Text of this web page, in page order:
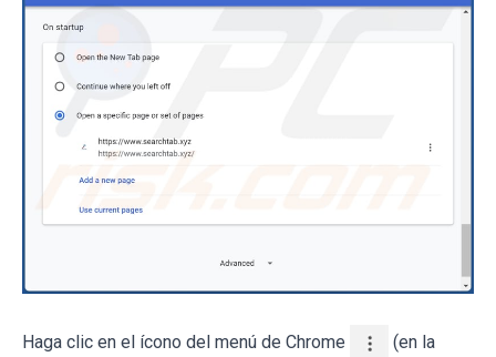
Haga clic en el ícono del menú de Chrome (en la